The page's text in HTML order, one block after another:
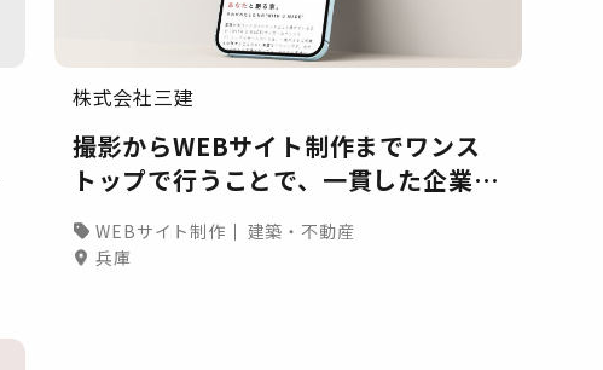
株式会社三建
撮影からWEBサイト制作までワンス
トップで行うことで、一貫した企業イ
WEBサイト制作
建築・不動産
兵庫